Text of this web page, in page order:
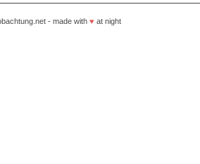
- made with ♥ at night